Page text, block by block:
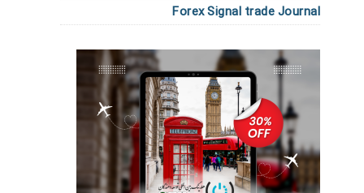
Forex Signal trade Journal